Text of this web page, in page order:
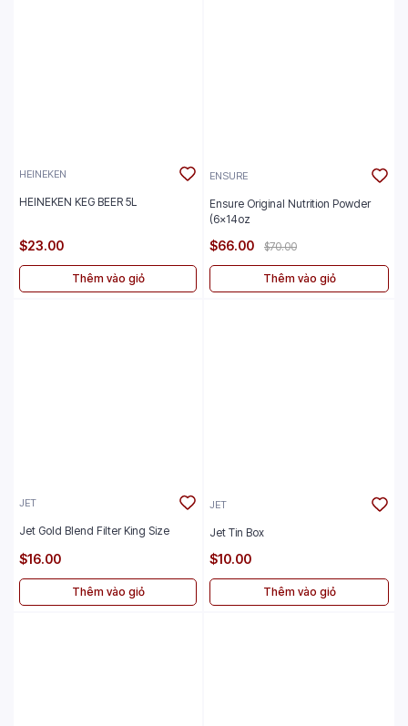
HEINEKEN
HEINEKEN KEG BEER 5L
$23.00
Thêm vào giỏ
ENSURE
Ensure Original Nutrition Powder
(6x14oz
$66.00 $70.00
Thêm vào giỏ
JET
Jet Gold Blend Filter King Size
$16.00
Thêm vào giỏ
JET
Jet Tin Box
$10.00
Thêm vào giỏ